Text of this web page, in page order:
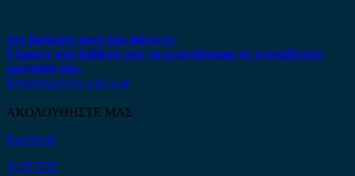
Δεν βρήκατε αυτό που ψάχνετε;
Είμαστε στη διάθεση σας να απαντήσουμε σε οποιαδήποτε
ερώτηση σας.
Επικοινωνήστε μαζί μας
ΑΚΟΛΟΥΘΗΣΤΕ ΜΑΣ
Facebook
ΧΑΡΤΗΣ